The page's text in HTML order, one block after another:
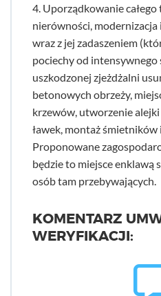
4. Uporządkowanie
nierówności,
wraz z jej zadaszeniem
pociechy od intensywnego
uszkodzonej zjeżdżalni
betonowych obrzeży,
krzewów, utworzenie
ławek, montaż
Proponowane
będzie to miejsce enklawą
osób tam przebywających.
KOMENTARZ
WERYFIKACJI: